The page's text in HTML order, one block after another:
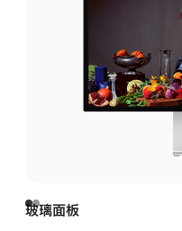
玻璃面板